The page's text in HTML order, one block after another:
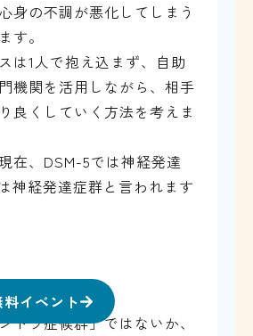
身の不調が悪化してしまう
す。
は1人で抱え込まず、自助
機関を活用しながら、相手
良くしていく方法を考えま
在、DSM-5では神経発達
神経発達症群と言われます
ドラ症候群」ではないか、
イベント